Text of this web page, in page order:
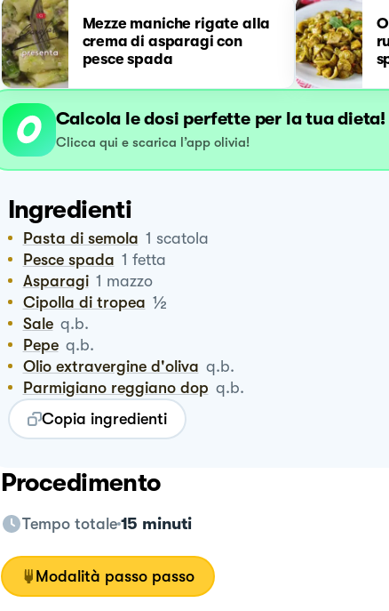
Mezze maniche rigate alla
crema di asparagi con
pesce spada
Calcola le dosi perfette per la tua dieta!
Clicca qui e scarica l’app olivia!
Ingredienti
Pasta di semola 1 scatola
Pesce spada 1 fetta
Asparagi 1 mazzo
Cipolla di tropea ½
Sale q.b.
Pepe q.b.
Olio extravergine d'oliva q.b.
Parmigiano reggiano dop q.b.
Copia ingredienti
Procedimento
Tempo totale 15 minuti
Modalità passo passo